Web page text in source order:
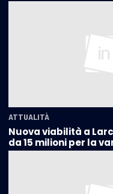
ATTUALITÀ
Nuova viabilità a
da 15 milioni per la